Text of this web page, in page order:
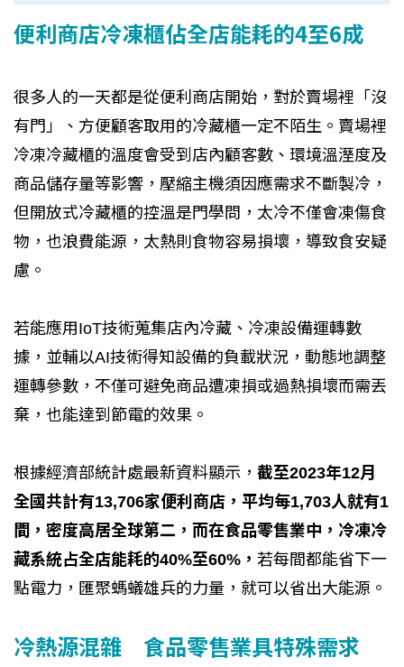
便利商店冷凍櫃佔全店能耗的4至6成
很多人的一天都是從便利商店開始，對於賣場裡「沒
有門」、方便顧客取用的冷藏櫃一定不陌生。賣場裡
冷凍冷藏櫃的溫度會受到店內顧客數、環境溫溼度及
商品儲存量等影響，壓縮主機須因應需求不斷製冷，
但開放式冷藏櫃的控溫是門學問，太冷不僅會凍傷食
物，也浪費能源，太熱則食物容易損壞，導致食安疑
慮。
若能應用IoT技術蒐集店內冷藏、冷凍設備運轉數
據，並輔以AI技術得知設備的負載狀況，動態地調整
運轉參數，不僅可避免商品遭凍損或過熱損壞而需丟
棄，也能達到節電的效果。
根據經濟部統計處最新資料顯示， 截至2023年12月
全國共計有13,706家便利商店，平均每1,703人就有1
間，密度高居全球第二，而在食品零售業中，冷凍冷
藏系統占全店能耗的40%至60%， 若每間都能省下一
點電力，匯聚螞蟻雄兵的力量，就可以省出大能源。
冷熱源混雜 食品零售業具特殊需求